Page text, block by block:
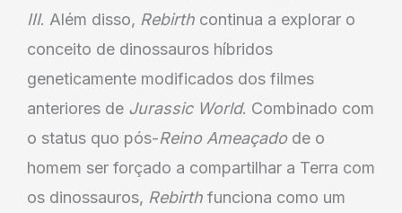
III. Além disso, Rebirth continua a explorar o
conceito de dinossauros híbridos
geneticamente modificados dos filmes
anteriores de Jurassic World. Combinado com
o status quo pós-Reino Ameaçadode o
homem ser forçado a compartilhar a Terra com
os dinossauros, Rebirth funciona como um